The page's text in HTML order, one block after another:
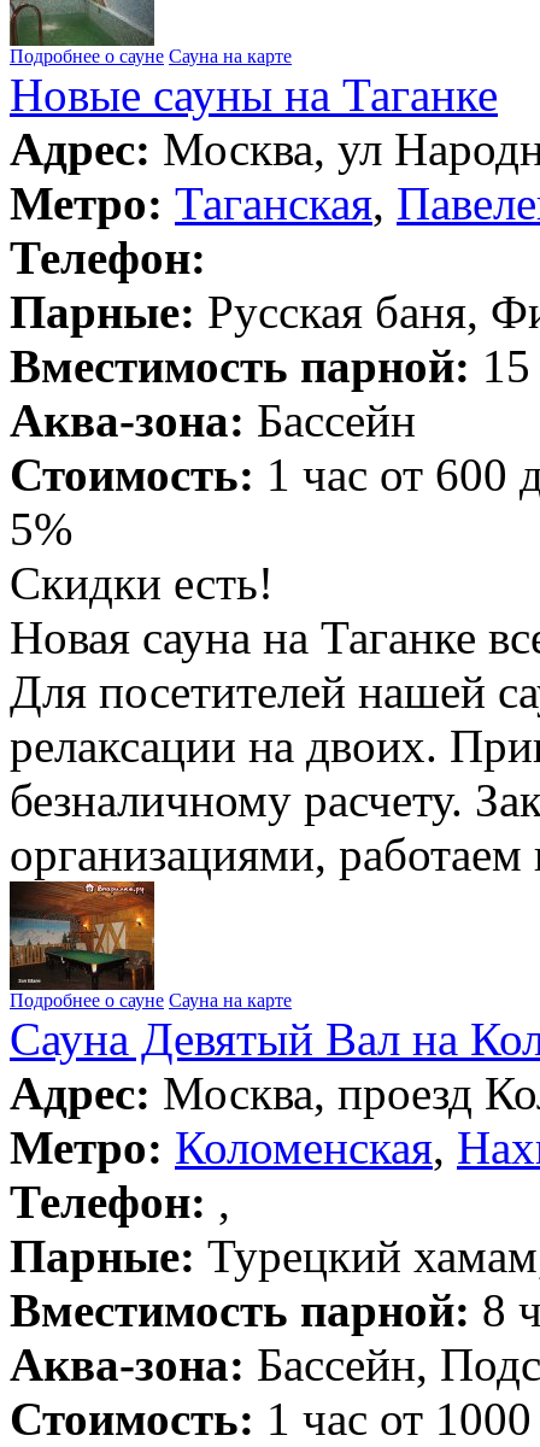
Подробнее о сауне Сауна на карте
Новые сауны на Таганке
Адрес: Москва, ул
Метро: Таганская,
Телефон:
Парные: Русская баня,
Вместимость парной:
Аква-зона: Бассейн
Стоимость: 1 час от 600
5%
Скидки есть!
Новая сауна на Таганке
Для посетителей нашей
релаксации на двоих.
безналичному расчету.
организациями,
Подробнее о сауне Сауна на карте
Сауна Девятый Вал на
Адрес: Москва, проезд
Метро: Коломенская,
Телефон: ,
Парные: Турецкий
Вместимость парной: 8
Аква-зона: Бассейн,
Стоимость: 1 час от